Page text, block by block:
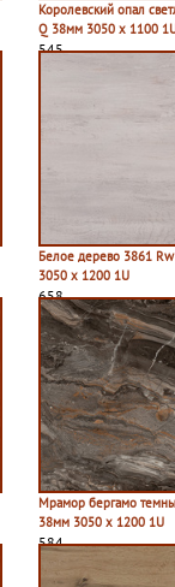
Королевский опал
Q 38мм 3050 х 1100
545
Белое дерево 3861
3050 х 1200 1U
658
Мрамор бергамо
38мм 3050 х 1200 1U
584